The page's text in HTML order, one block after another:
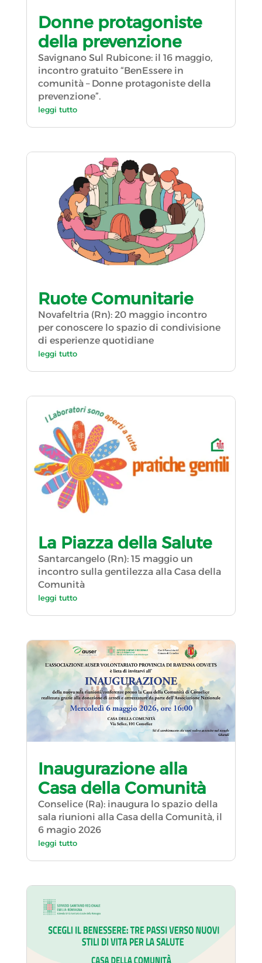
Donne protagoniste
della prevenzione
Savignano Sul Rubicone: il 16 maggio,
incontro gratuito “BenEssere in
comunità – Donne protagoniste della
prevenzione”.
leggi tutto
Ruote Comunitarie
Novafeltria (Rn): 20 maggio incontro
per conoscere lo spazio di condivisione
di esperienze quotidiane
leggi tutto
La Piazza della Salute
Santarcangelo (Rn): 15 maggio un
incontro sulla gentilezza alla Casa della
Comunità
leggi tutto
Inaugurazione alla
Casa della Comunità
Conselice (Ra): inaugura lo spazio della
sala riunioni alla Casa della Comunità, il
6 magio 2026
leggi tutto